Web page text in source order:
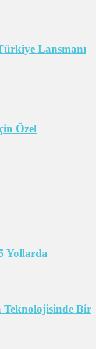
Lansmanı
Özel
Yollarda
Teknolojisinde Bir